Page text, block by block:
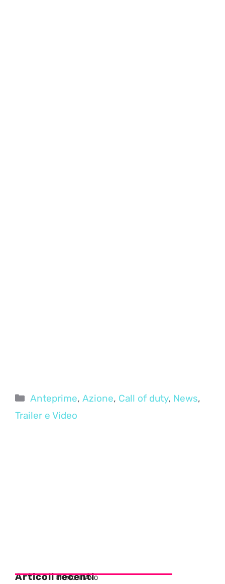
Categorie
Anteprime,Azione, Call of duty, News,
Trailer e Video
Articoli recenti
PRIMO PIANO